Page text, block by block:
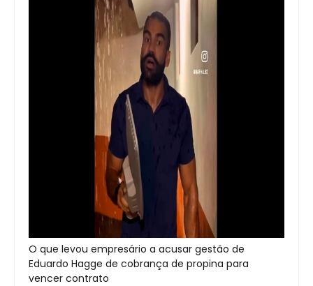
O que levou empresário a acusar gestão de
Eduardo Hagge de cobrança de propina para
vencer contrato